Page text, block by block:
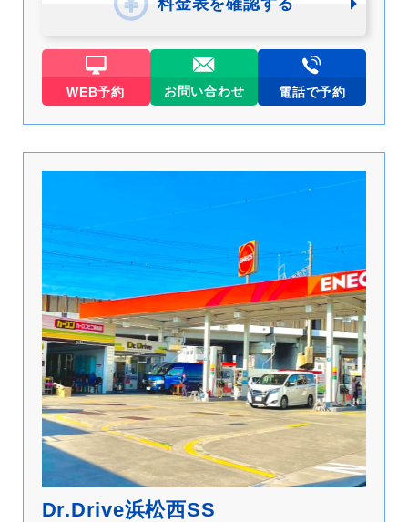
WEB予約 お問い合わせ 電話で予約
Dr.Drive浜松西SS